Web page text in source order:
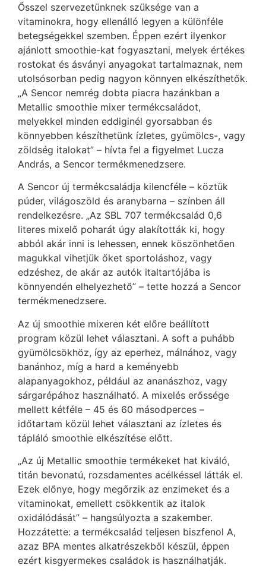
Ősszel szervezetünknek szüksége van a
vitaminokra, hogy ellenálló legyen a különféle
betegségekkel szemben. Éppen ezért ilyenkor
ajánlott smoothie-kat fogyasztani, melyek értékes
rostokat és ásványi anyagokat tartalmaznak, nem
utolsósorban pedig nagyon könnyen elkészíthetők.
„A Sencor nemrég dobta piacra hazánkban a
Metallic smoothie mixer termékcsaládot,
melyekkel minden eddiginél gyorsabban és
könnyebben készíthetünk ízletes, gyümölcs-, vagy
zöldség italokat” – hívta fel a figyelmet Lucza
András, a Sencor termékmenedzsere.
A Sencor új termékcsaládja kilencféle – köztük
púder, világoszöld és aranybarna – színben áll
rendelkezésre. „Az SBL 707 termékcsalád 0,6
literes mixelő poharát úgy alakították ki, hogy
abból akár inni is lehessen, ennek köszönhetően
magukkal vihetjük őket sportoláshoz, vagy
edzéshez, de akár az autók italtartójába is
könnyendén elhelyezhető” – tette hozzá a Sencor
termékmenedzsere.
Az új smoothie mixeren két előre beállított
program közül lehet választani. A soft a puhább
gyümölcsökhöz, így az eperhez, málnához, vagy
banánhoz, míg a hard a keményebb
alapanyagokhoz, például az ananászhoz, vagy
sárgarépához használható. A mixelés erőssége
mellett kétféle – 45 és 60 másodperces –
időtartam közül lehet választani az ízletes és
tápláló smoothie elkészítése előtt.
„Az új Metallic smoothie termékeket hat kiváló,
titán bevonatú, rozsdamentes acélkéssel látták el.
Ezek előnye, hogy megőrzik az enzimeket és a
vitaminokat, emellett csökkentik az italok
oxidálódását” – hangsúlyozta a szakember.
Hozzátette: a termékcsalád teljesen biszfenol A,
azaz BPA mentes alkatrészekből készül, éppen
ezért kisgyermekes családok is használhatják.